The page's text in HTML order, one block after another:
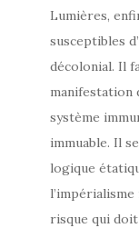
Lumières,
susceptibles
décolonial. Il
manifestation
système
immuable. Il
logique
risque qui